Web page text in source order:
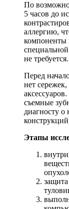
По
5 часов до
аллергию,
компоненты
не требуется.
Перед
нет
съемные
диагносту о
Этапы